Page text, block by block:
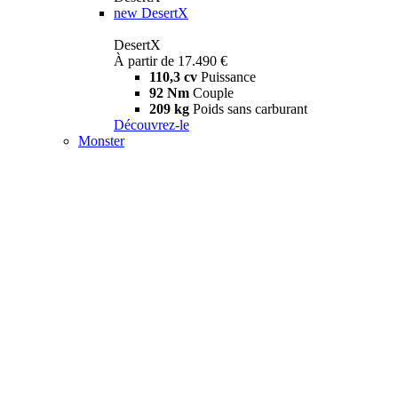
new DesertX
DesertX
À partir de 17.490 €
110,3 cv Puissance
92 Nm Couple
209 kg Poids sans carburant
Découvrez-le
Monster